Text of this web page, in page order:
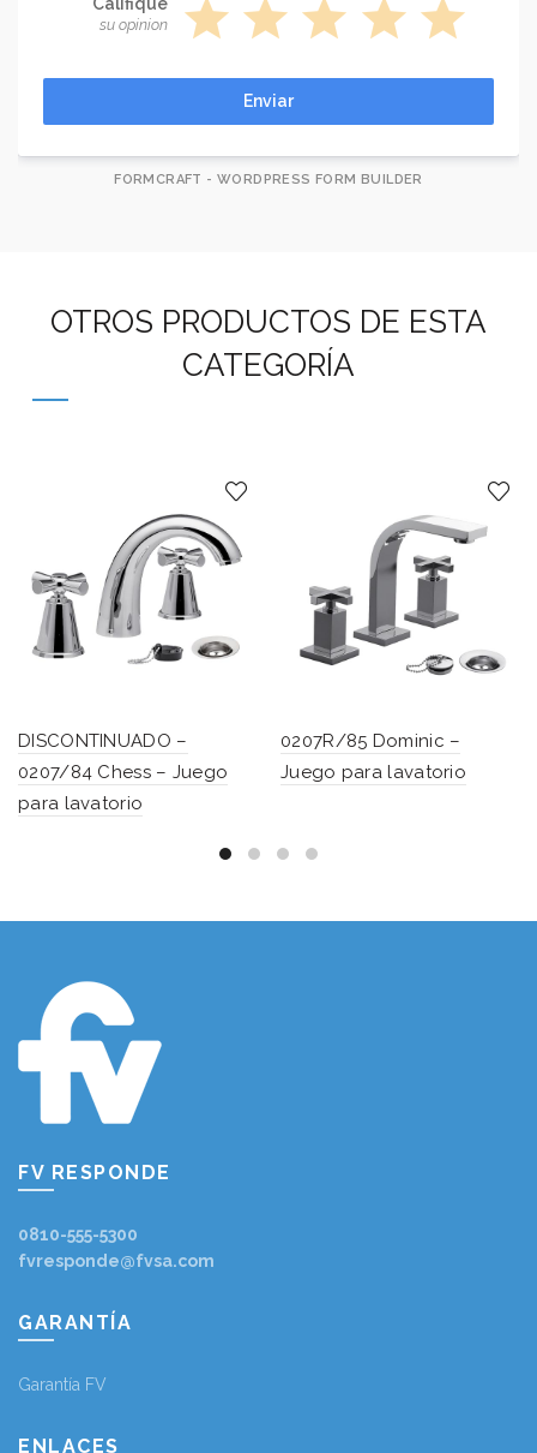
su opinion star star star star star
Enviar
FORMCRAFT - WORDPRESS FORM BUILDER
OTROS PRODUCTOS DE ESTA
CATEGORÍA
DISCONTINUADO –
0207/84 Chess – Juego
para lavatorio
0207R/85 Dominic –
Juego para lavatorio
FV RESPONDE
0810-555-5300
fvresponde@fvsa.com
GARANTÍA
Garantía FV
ENLACES